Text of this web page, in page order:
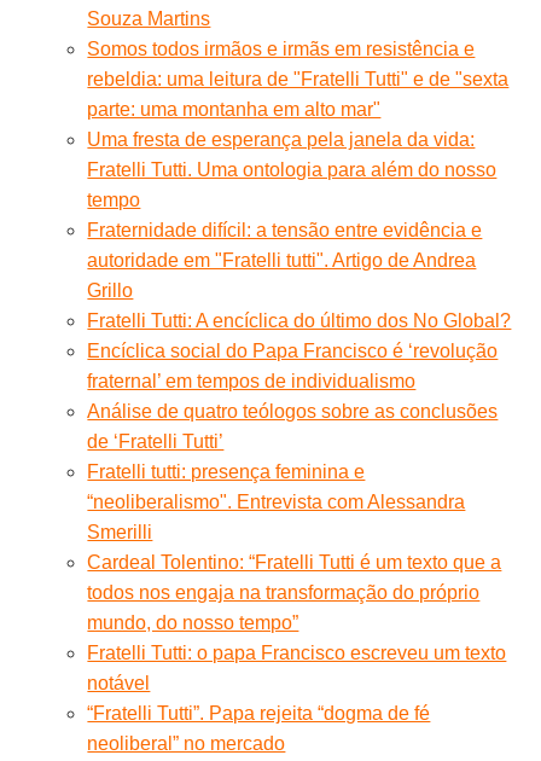
Souza Martins
Somos todos irmãos e irmãs em resistência e
rebeldia: uma leitura de "Fratelli Tutti" e de "sexta
parte: uma montanha em alto mar"
Uma fresta de esperança pela janela da vida:
Fratelli Tutti. Uma ontologia para além do nosso
tempo
Fraternidade difícil: a tensão entre evidência e
autoridade em "Fratelli tutti". Artigo de Andrea
Grillo
Fratelli Tutti: A encíclica do último dos No Global?
Encíclica social do Papa Francisco é ‘revolução
fraternal’ em tempos de individualismo
Análise de quatro teólogos sobre as conclusões
de ‘Fratelli Tutti’
Fratelli tutti: presença feminina e
“neoliberalismo". Entrevista com Alessandra
Smerilli
Cardeal Tolentino: “Fratelli Tutti é um texto que a
todos nos engaja na transformação do próprio
mundo, do nosso tempo”
Fratelli Tutti: o papa Francisco escreveu um texto
notável
“Fratelli Tutti”. Papa rejeita “dogma de fé
neoliberal” no mercado